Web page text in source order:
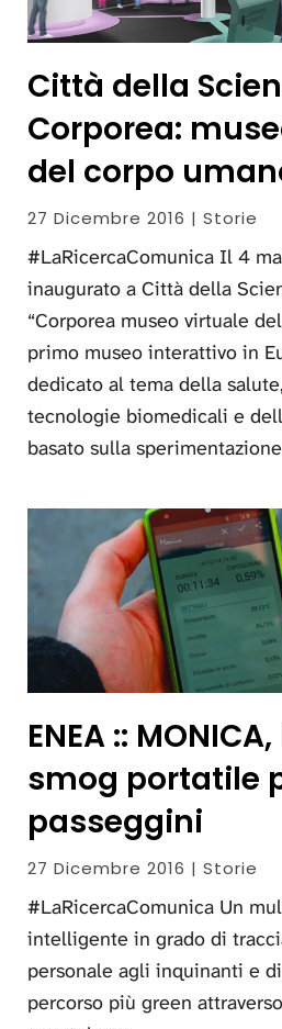
Città della
Corporea:
del corpo
27 Dicembre 2016 | Storie
#LaRicercaComunica Il 4
inaugurato a Città della
“Corporea museo virtuale
primo museo interattivo in
dedicato al tema della
tecnologie biomedicali e
basato sulla
ENEA ::
smog portatile
passeggini
27 Dicembre 2016 | Storie
#LaRicercaComunica Un
intelligente in grado di
personale agli inquinanti e
percorso più green